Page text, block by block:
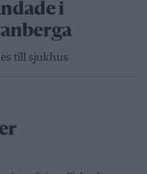
i
till sjukhus